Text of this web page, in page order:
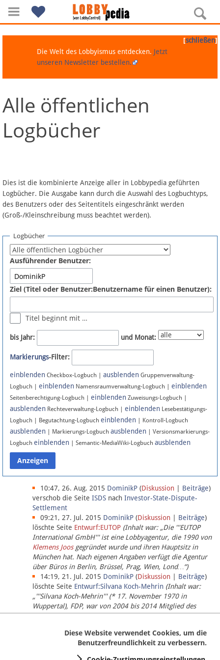
Navigation
Über Lobbypedia
Artikel nach Kategorien
FAQ
Fördermitglied werden
Fehler melden
Newsletter
Bluesky
Facebook
Instagram
Anmelden
Datenschutz
Über Lobbypedia
Impressum
[schließen]
Die Welt des Lobbyismus entdecken. Jetzt
unseren Newsletter bestellen.
Alle öffentlichen
Logbücher
Dies ist die kombinierte Anzeige aller in Lobbypedia geführten
Logbücher. Die Ausgabe kann durch die Auswahl des Logbuchtyps,
des Benutzers oder des Seitentitels eingeschränkt werden
(Groß-/Kleinschreibung muss beachtet werden).
Logbücher
Ausführender Benutzer:
Ziel (Titel oder Benutzer:Benutzername für einen Benutzer):
Titel beginnt mit …
bis Jahr: und Monat:
Markierungs-Filter:
einblenden Checkbox-Logbuch | ausblenden Gruppenverwaltung-
Logbuch | einblenden Namensraumverwaltung-Logbuch | einblenden
Seitenberechtigung-Logbuch | einblenden Zuweisungs-Logbuch |
ausblenden Rechteverwaltung-Logbuch | einblenden Lesebestätigungs-
Logbuch | Begutachtung-Logbuch einblenden | Kontroll-Logbuch
ausblenden | Markierungs-Logbuch ausblenden | Versionsmarkierungs-
Logbuch einblenden | Semantic-MediaWiki-Logbuch ausblenden
10:47, 26. Aug. 2015 DominikP (Diskussion Beiträge)
verschob die Seite ISDS nach Investor-State-Dispute-
Settlement
09:21, 27. Jul. 2015 DominikP (Diskussion Beiträge)
löschte Seite Entwurf:EUTOP (Inhalt war: „Die '''EUTOP
International GmbH''' ist eine Lobbyagentur, die 1990 von
Klemens Joosgegründet wurde und ihren Hauptsitz in
München hat. Nach eigenen Angaben verfügt die Agentur
über Büros in Berlin, Brüssel, Prag, Wien, Lond…“)
14:19, 21. Jul. 2015 DominikP (Diskussion Beiträge)
löschte Seite Entwurf:Silvana Koch-Mehrin (Inhalt war:
„'''Silvana Koch-Mehrin''' (* 17. November 1970 in
Wuppertal), FDP, war von 2004 bis 2014 Mitglied des
Europäischen Parlaments, seit November 2014 ist sie für
Diese Website verwendet Cookies, um die
Benutzerfreundlichkeit zu verbessern.